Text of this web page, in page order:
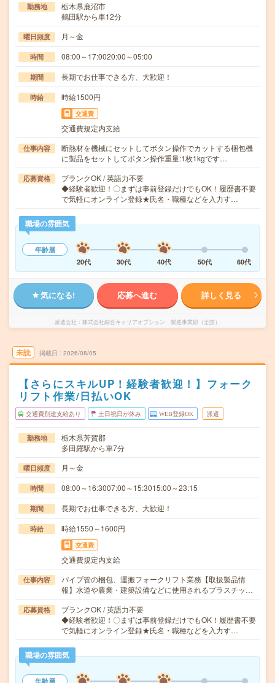
勤務地
栃木県鹿沼市
鶴田駅から車12分
曜日頻度 月～金
時間 08:00～17:0020:00～05:00
期間 長期でお仕事できる方、大歓迎！
時給 時給1500円
交通費
交通費規定内支給
仕事内容
断熱材を機械にセットしてボタン操作でカットする梱包機
に製品をセットしてボタン操作重量:1枚1kgです…
応募資格
ブランクOK / 英語力不要
◆経験者歓迎！〇まずは事前登録だけでもOK！履歴書不要
で気軽にオンライン登録★氏名・職種などを入力す…
職場の雰囲気
年齢層
20代
30代 40代 50代 60代
気になる! 応募へ進む 詳しく見る
派遣会社 株式会社綜合キャリアオプション 製造事業部（全国）
未読 掲載日 2026/08/05
【さらにスキルUP！経験者歓迎！】フォーク
リフト作業/日払いOK
交通費別途支給あり 土日祝日が休み WEB登録OK 派遣
勤務地
栃木県芳賀郡
多田羅駅から車7分
曜日頻度 月～金
時間 08:00～16:3007:00～15:3015:00～23:15
期間 長期でお仕事できる方、大歓迎！
時給 時給1550～1600円
交通費
交通費規定内支給
仕事内容
パイプ管の梱包、運搬フォークリフト業務【取扱製品情
報】水道や農業・建築設備などに使用されるプラスチッ…
応募資格
ブランクOK / 英語力不要
◆経験者歓迎！〇まずは事前登録だけでもOK！履歴書不要
で気軽にオンライン登録★氏名・職種などを入力す…
職場の雰囲気
年齢層